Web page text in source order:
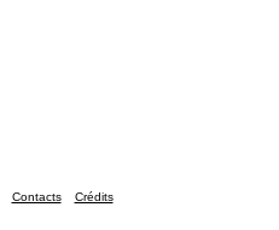
Contacts Crédits